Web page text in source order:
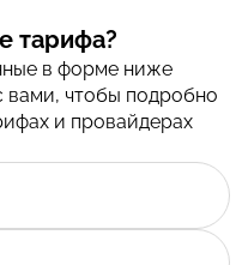
тарифа?
в форме ниже
чтобы подробно
и провайдерах